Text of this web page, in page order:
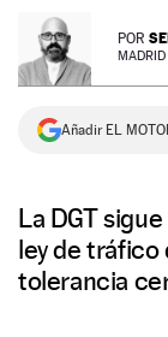
NEWSLETTER POR
MADRID
Añadir EL
La DGT
ley de tráfico
tolerancia